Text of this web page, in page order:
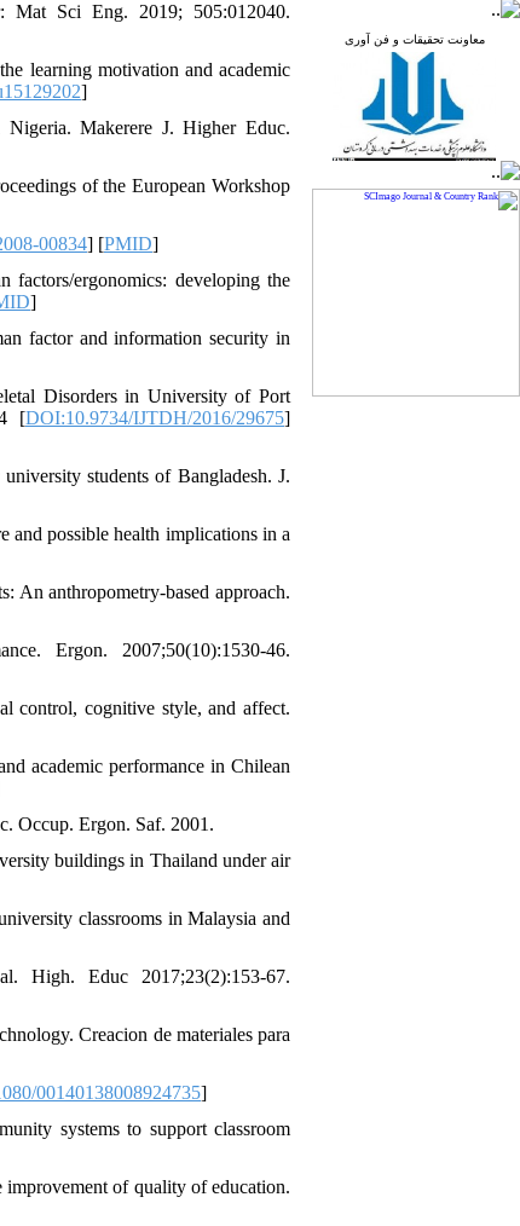
معاونت تحقیقات و فن آوری
Sci Eng. 2019; 505:012040.
learning motivation and academic
]
Makerere J. Higher Educ.
of the European Workshop
00834] [PMID]
ergonomics: developing the
]
factor and information security in
Disorders in University of Port
[DOI:10.9734/IJTDH/2016/29675]
students of Bangladesh. J.
possible health implications in a
An anthropometry-based approach.
Ergon. 2007;50(10):1530-46.
control, cognitive style, and affect.
academic performance in Chilean
Occup. Ergon. Saf. 2001.
buildings in Thailand under air
classrooms in Malaysia and
High. Educ 2017;23(2):153-67.
Creacion de materiales para
00140138008924735]
systems to support classroom
of quality of education.